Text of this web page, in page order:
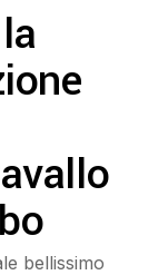
bellissimo